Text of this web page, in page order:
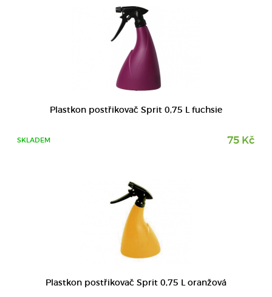
Plastkon postřikovač Sprit 0,75 L fuchsie
SKLADEM 75 Kč
Plastkon postřikovač Sprit 0,75 L oranžová